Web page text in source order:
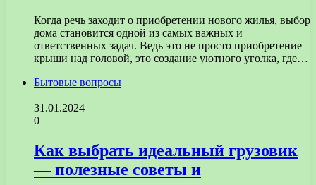
Когда речь заходит о приобретении нового жилья, выбор
дома становится одной из самых важных и
ответственных задач. Ведь это не просто приобретение
крыши над головой, это создание уютного уголка, где…
Бытовые вопросы
31.01.2024
0
Как выбрать идеальный грузовик
— полезные советы и